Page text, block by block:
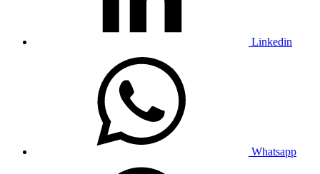
Linkedin
Whatsapp